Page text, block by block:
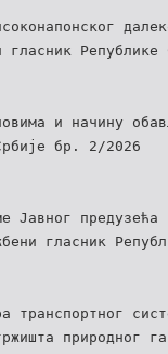
и начину
бр. 2/2026
Јавног предузећа
гласник
транспортног
природног